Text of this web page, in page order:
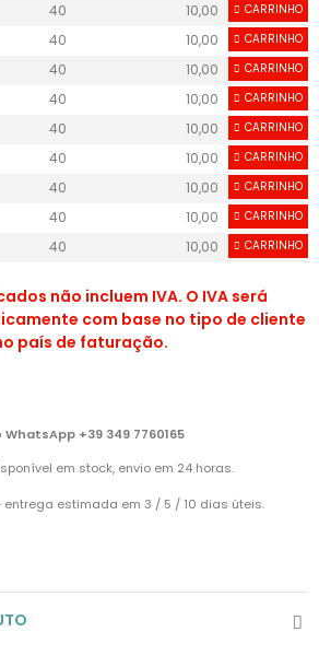
40 10,00 25
CARRINHO
40 10,00 25
CARRINHO
40 10,00 25
CARRINHO
40 10,00 25
CARRINHO
40 10,00 25
CARRINHO
40 10,00 25
CARRINHO
40 10,00 25
CARRINHO
40 10,00 25
CARRINHO
40 10,00 25
CARRINHO
não incluem IVA. O IVA será
com base no tipo de cliente
país de faturação.
WhatsApp +39 349 7760165
em stock, envio em 24 horas.
estimada em 3 / 5 / 10 dias úteis.